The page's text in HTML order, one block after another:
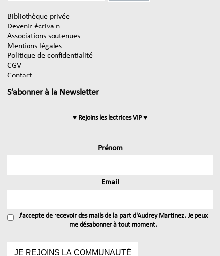
Bibliothèque privée
Devenir écrivain
Associations soutenues
Mentions légales
Politique de confidentialité
CGV
Contact
S’abonner à la Newsletter
♥ Rejoins les lectrices VIP ♥
Prénom
Email
J'accepte de recevoir des mails de la part d'Audrey Martinez. Je peux
me désabonner à tout moment.